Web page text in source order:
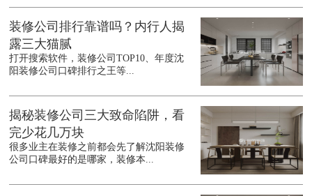
装修公司排行靠谱吗？内行人揭
露三大猫腻
打开搜索软件，装修公司TOP10、年度沈
阳装修公司口碑排行之王等...
揭秘装修公司三大致命陷阱，看
完少花几万块
很多业主在装修之前都会先了解沈阳装修
公司口碑最好的是哪家，装修本...